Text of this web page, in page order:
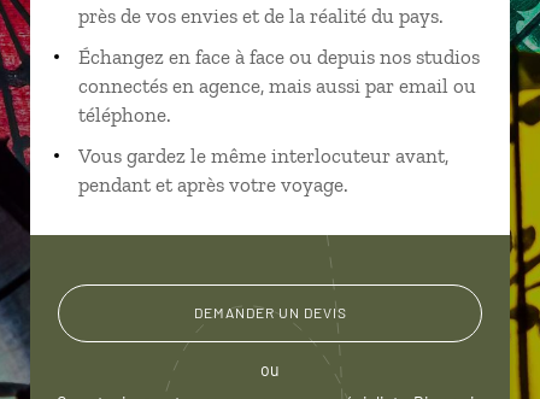
près de vos envies et de la réalité du pays.
Échangez en face à face ou depuis nos studios
connectés en agence, mais aussi par email ou
téléphone.
Vous gardez le même interlocuteur avant,
pendant et après votre voyage.
DEMANDER UN DEVIS
ou